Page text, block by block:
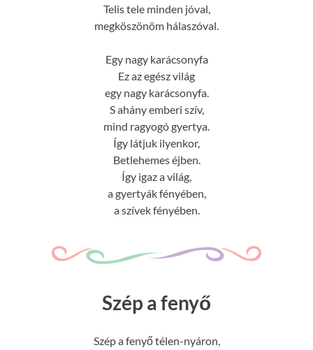
Telis tele minden jóval,
megköszönöm hálaszóval.
Egy nagy karácsonyfa
Ez az egész világ
egy nagy karácsonyfa.
S ahány emberi szív,
mind ragyogó gyertya.
Így látjuk ilyenkor,
Betlehemes éjben.
Így igaz a világ,
a gyertyák fényében,
a szívek fényében.
Szép a fenyő
Szép a fenyő télen-nyáron,